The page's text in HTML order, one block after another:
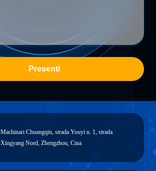
Presenti
Machinari Chuangqin, strada Youyi n. 1, strada
Xingyang Nord, Zhengzhou, Cina